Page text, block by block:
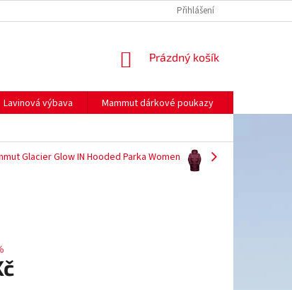
Přihlášení
NÁKUPNÍ
Prázdný košík
Lavinová výbava Mammut dárkové poukazy
Glacier Glow IN Hooded Parka Women